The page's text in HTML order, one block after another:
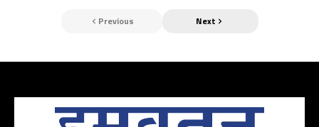
Previous Next